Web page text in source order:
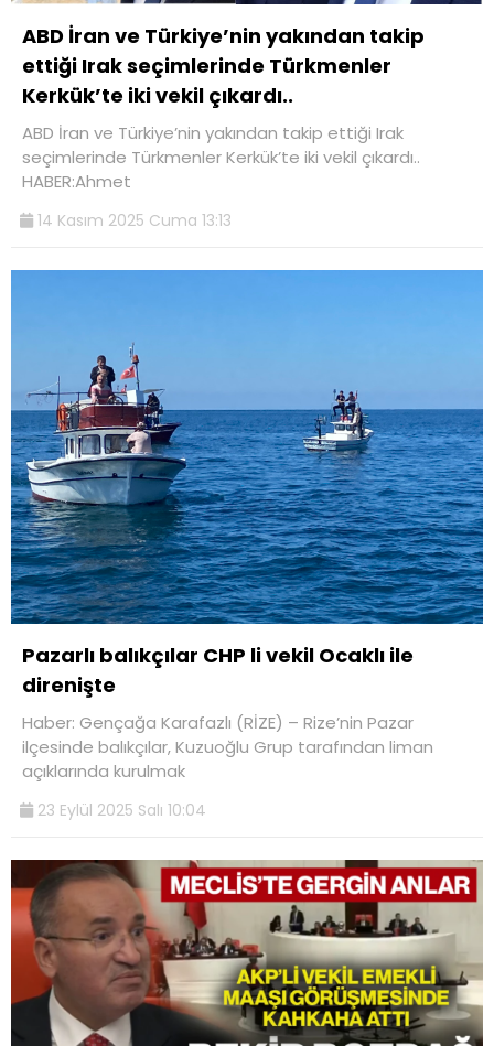
ABD İran ve Türkiye’nin yakından takip
ettiği Irak seçimlerinde Türkmenler
Kerkük’te iki vekil çıkardı..
ABD İran ve Türkiye’nin yakından takip ettiği Irak
seçimlerinde Türkmenler Kerkük’te iki vekil çıkardı..
HABER:Ahmet
14 Kasım 2025 Cuma 13:13
Pazarlı balıkçılar CHP li vekil Ocaklı ile
direnişte
Haber: Gençağa Karafazlı (RİZE) – Rize’nin Pazar
ilçesinde balıkçılar, Kuzuoğlu Grup tarafından liman
açıklarında kurulmak
23 Eylül 2025 Salı 10:04